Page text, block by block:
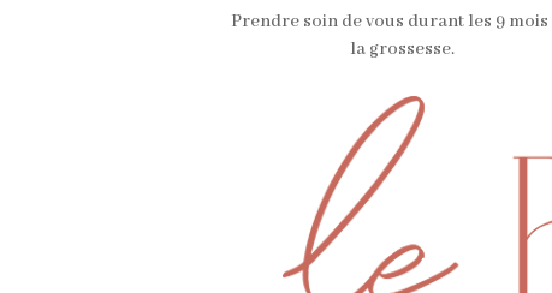
Prendre soin de vous durant les 9 mois
la grossesse.